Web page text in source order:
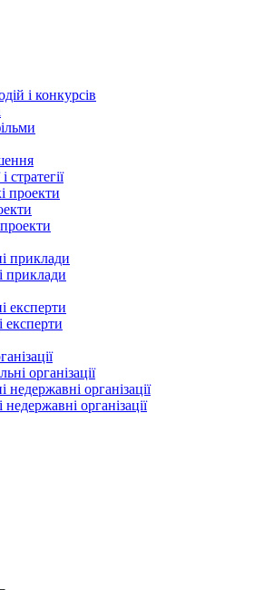
і конкурсів
стратегії
проекти
приклади
приклади
експерти
експерти
організації
недержавні організації
недержавні організації